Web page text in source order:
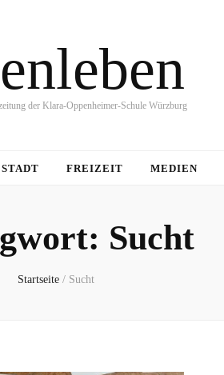
der Klara-Oppenheimer-Schule Würzburg
STADT FREIZEIT MEDIEN
Sucht
Startseite / Sucht